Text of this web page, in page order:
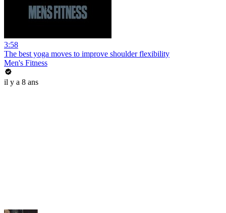
3:58
The best yoga moves to improve shoulder flexibility
Men's Fitness
il y a 8 ans